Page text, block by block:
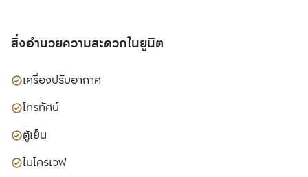
สิ่งอำนวยความสะดวกในยูนิต
เครื่องปรับอากาศ
โทรทัศน์
ตู้เย็น
ไมโครเวฟ